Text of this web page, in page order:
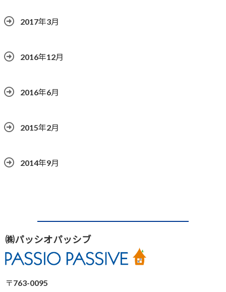
2017年3月
2016年12月
2016年6月
2015年2月
2014年9月
㈱パッシオパッシブ
〒763-0095